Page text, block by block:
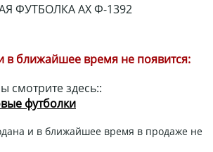
ФУТБОЛКА AX Ф-1392
в ближайшее время не появится:
смотрите здесь::
футболки
и в ближайшее время в продаже не